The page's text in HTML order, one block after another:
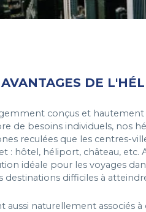
DE
conçus et
de besoins individuels, nos
reculées que les centres-
: hôtel, héliport, château, etc.
idéale pour les voyages
destinations difficiles à
aussi naturellement associés